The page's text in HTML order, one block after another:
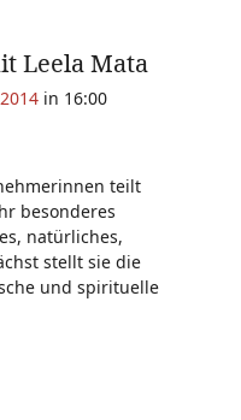
Leela Mata
in 16:00
teilt
besonderes
natürliches,
stellt sie die
und spirituelle